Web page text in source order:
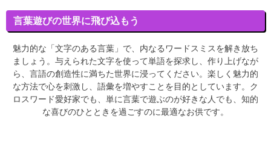
言葉遊びの世界に飛び込もう
魅力的な「文字のある言葉」で、内なるワードスミスを解き放ち
ましょう。与えられた文字を使って単語を探求し、作り上げなが
ら、言語の創造性に満ちた世界に浸ってください。楽しく魅力的
な方法で心を刺激し、語彙を増やすことを目的としています。ク
ロスワード愛好家でも、単に言葉で遊ぶのが好きな人でも、知的
な喜びのひとときを過ごすのに最適なお供です。